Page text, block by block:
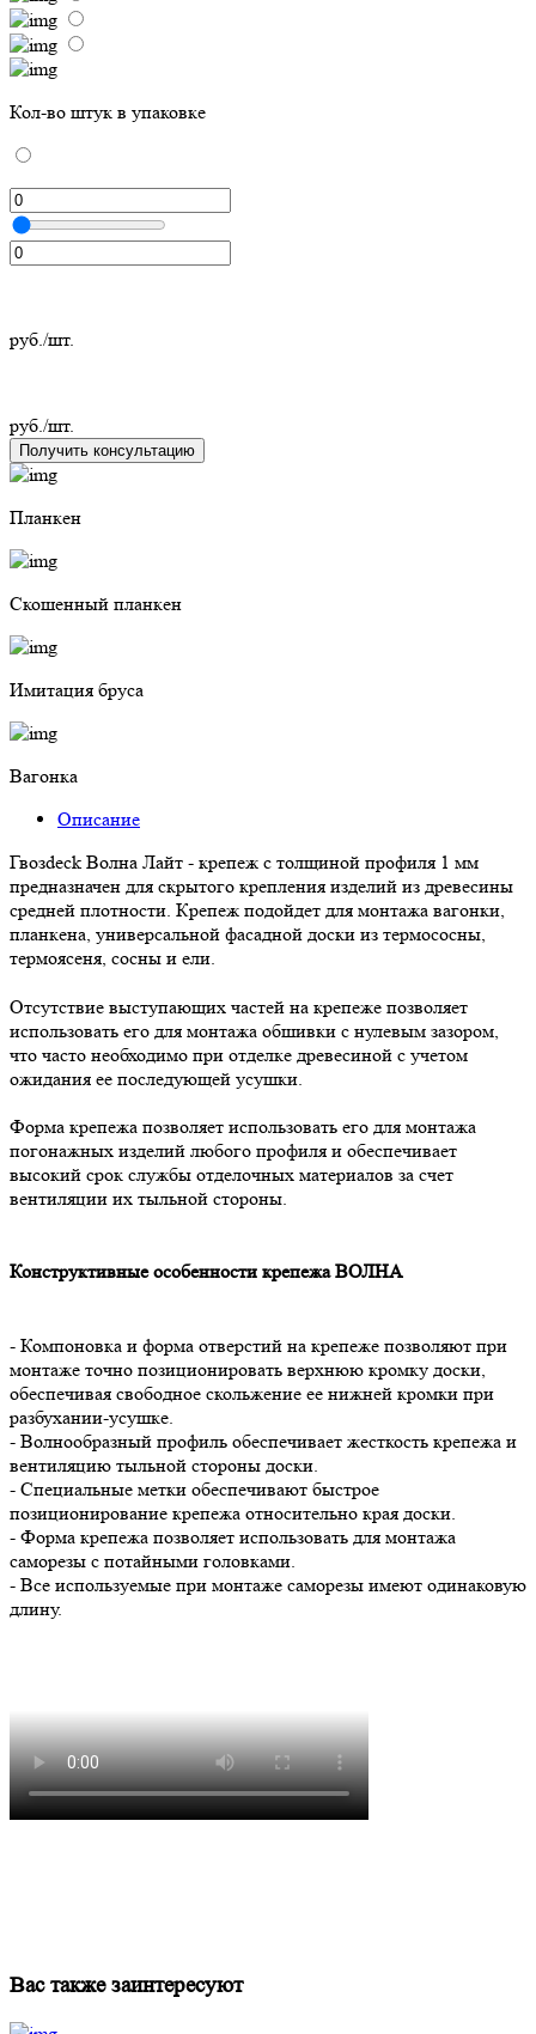
Кол-во штук в упаковке
руб./шт.
руб./шт.
Получить консультацию
Планкен
Скошенный планкен
Имитация бруса
Вагонка
Описание
Гвозdeck Волна Лайт - крепеж с толщиной профиля 1 мм
предназначен для скрытого крепления изделий из древесины
средней плотности. Крепеж подойдет для монтажа вагонки,
планкена, универсальной фасадной доски из термососны,
термоясеня, сосны и ели.
Отсутствие выступающих частей на крепеже позволяет
использовать его для монтажа обшивки с нулевым зазором,
что часто необходимо при отделке древесиной с учетом
ожидания ее последующей усушки.
Форма крепежа позволяет использовать его для монтажа
погонажных изделий любого профиля и обеспечивает
высокий срок службы отделочных материалов за счет
вентиляции их тыльной стороны.
Конструктивные особенности крепежа ВОЛНА
- Компоновка и форма отверстий на крепеже позволяют при
монтаже точно позиционировать верхнюю кромку доски,
обеспечивая свободное скольжение ее нижней кромки при
разбухании-усушке.
- Волнообразный профиль обеспечивает жесткость крепежа и
вентиляцию тыльной стороны доски.
- Специальные метки обеспечивают быстрое
позиционирование крепежа относительно края доски.
- Форма крепежа позволяет использовать для монтажа
саморезы с потайными головками.
- Все используемые при монтаже саморезы имеют одинаковую
длину.
Вас также заинтересуют